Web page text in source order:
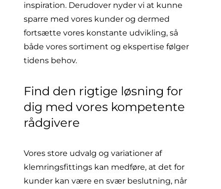
inspiration. Derudover nyder vi at kunne
sparre med vores kunder og dermed
fortsætte vores konstante udvikling, så
både vores sortiment og ekspertise følger
tidens behov.
Find den rigtige løsning for
dig med vores kompetente
rådgivere
Vores store udvalg og variationer af
klemringsfittings kan medføre, at det for
kunder kan være en svær beslutning, når